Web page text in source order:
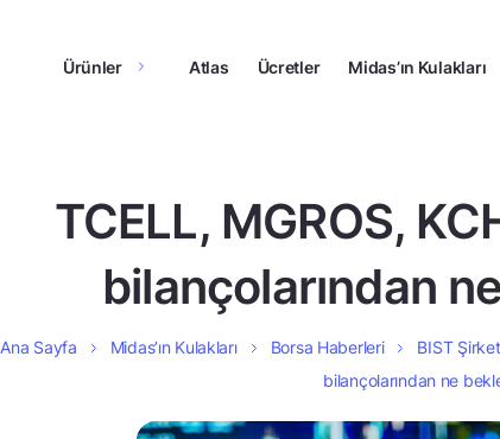
Ürünler Atlas Ücretler Midas’ın Kulakları
TCELL, MGROS,
bilançolarından
Ana Sayfa Midas’ın Kulakları Borsa Haberleri BIST
bilançolarından ne